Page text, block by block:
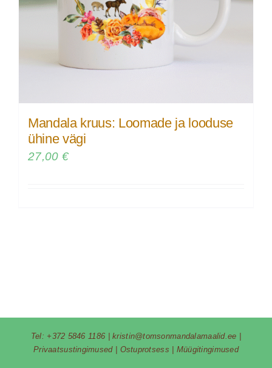
Mandala kruus: Loomade ja looduse
ühine vägi
27,00 €
Tel: +372 5846 1186 |kristin@tomsonmandalamaalid.ee
Privaatsustingimused| Ostuprotsess Müügitingimused